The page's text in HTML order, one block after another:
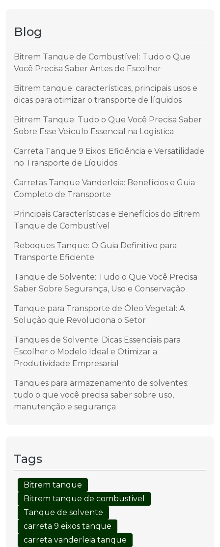
Blog
Bitrem Tanque de Combustível: Tudo o Que
Você Precisa Saber Antes de Escolher
Bitrem tanque: características, principais usos e
dicas para otimizar o transporte de líquidos
Bitrem Tanque: Tudo o Que Você Precisa Saber
Sobre Esse Veículo Essencial na Logística
Carreta Tanque 9 Eixos: Eficiência e Versatilidade
no Transporte de Líquidos
Carretas Tanque Vanderleia: Benefícios e Guia
Completo de Transporte
Principais Características e Benefícios do Bitrem
Tanque de Combustível
Reboques Tanque: O Guia Definitivo para
Transporte Eficiente
Tanque de Solvente: Tudo o Que Você Precisa
Saber Sobre Segurança, Uso e Conservação
Tanque para Transporte de Óleo Vegetal: A
Solução que Revoluciona o Setor
Tanques de Solvente: Dicas Essenciais para
Escolher o Modelo Ideal e Otimizar a
Produtividade Empresarial
Tanques para armazenamento de solventes:
tudo o que você precisa saber sobre uso,
manutenção e segurança
Tags
Bitrem tanque
Bitrem tanque de combustivel
Tanque de solvente
carreta 9 eixos tanque
carreta vanderleia tanque